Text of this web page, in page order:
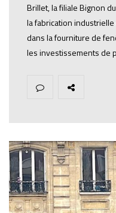
Brillet, la filiale Bignon
la fabrication
dans la fourniture de
les investissements de